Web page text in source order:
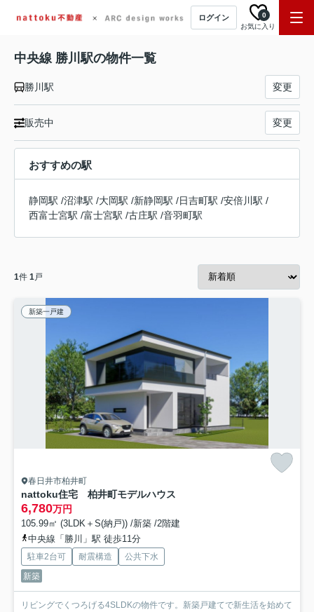
ログイン
お気に入り
0
中央線 勝川駅の物件一覧
勝川駅 変更
販売中 変更
おすすめの駅
静岡駅 /沼津駅 /大岡駅 /新静岡駅 /日吉町駅 /安倍川駅 /
西富士宮駅 /富士宮駅 /古庄駅 /音羽町駅
1件 1戸
新築一戸建
春日井市柏井町
nattoku住宅 柏井町モデルハウス
6,780万円
105.99㎡ (3LDK＋S(納戸)) /新築 /2階建
中央線「勝川」駅 徒歩11分
駐車2台可 耐震構造
公共下水
新築
リビングでくつろげる4SLDKの物件です。新築戸建てで新生活を始めて